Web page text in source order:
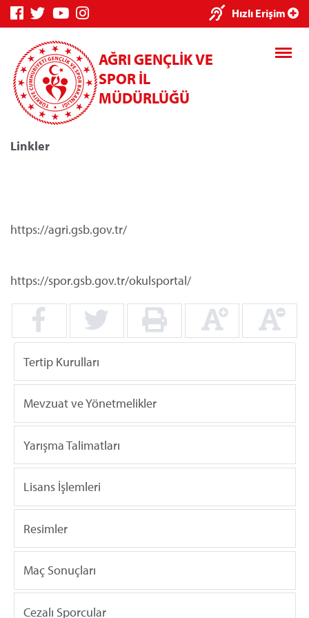
Hızlı Erişim
AĞRI GENÇLİK VE
SPOR İL
MÜDÜRLÜĞÜ
Linkler
https://agri.gsb.gov.tr/
https://spor.gsb.gov.tr/okulsportal/
Tertip Kurulları
Mevzuat ve Yönetmelikler
Yarışma Talimatları
Lisans İşlemleri
Resimler
Maç Sonuçları
Cezalı Sporcular
×
Genç Bilgi
Ödeme